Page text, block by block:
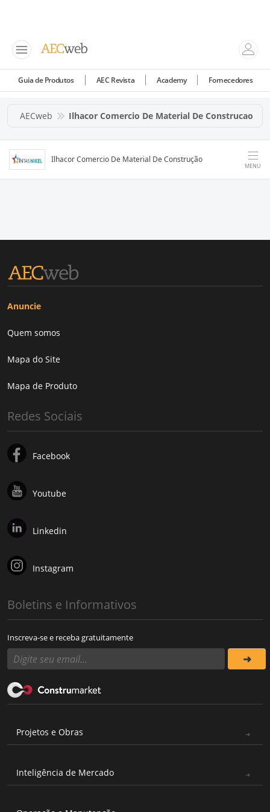
Guia de Produtos AEC Revista Academy Fornecedores
AECweb Ilhacor Comercio De Material De Construcao
Ilhacor Comercio De Material De Construção
MENU
Anuncie
Quem somos
Mapa do Site
Mapa de Produto
Redes Sociais
Facebook
Youtube
Linkedin
Instagram
Boletins e Informativos
Inscreva-se e receba gratuitamente
Projetos e Obras
Inteligência de Mercado